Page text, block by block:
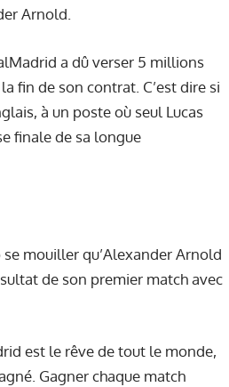
Arnold.
a dû verser 5 millions
fin de son contrat. C’est dire si
à un poste où seul Lucas
finale de sa longue
mouiller qu’Alexander Arnold
de son premier match avec
est le rêve de tout le monde,
Gagner chaque match